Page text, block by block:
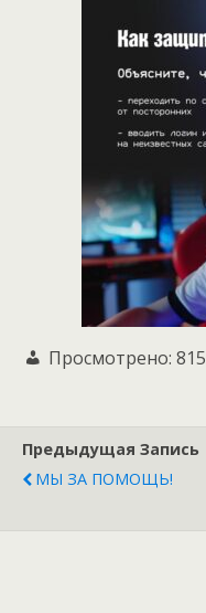
Просмотрено: 815
Предыдущая Запись
МЫ ЗА ПОМОЩЬ!